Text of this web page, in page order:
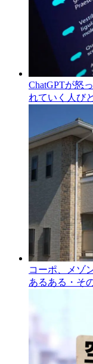
ChatGPTが怒
れていく人びと
コーポ、メゾ
あるある・そ